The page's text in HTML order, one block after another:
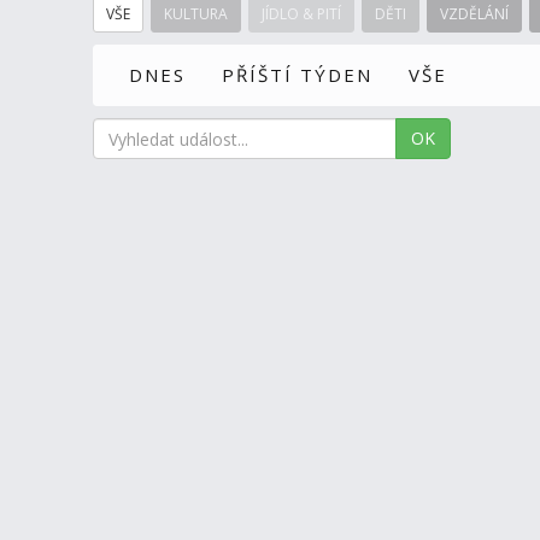
VŠE KULTURA JÍDLO & PITÍ DĚTI VZDĚLÁNÍ
DNES PŘÍŠTÍ TÝDEN VŠE
OK